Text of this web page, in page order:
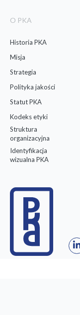
O PKA
Historia PKA
Misja
Strategia
Polityka jakości
Statut PKA
Kodeks etyki
Struktura
organizacyjna
Identyfikacja
wizualna PKA